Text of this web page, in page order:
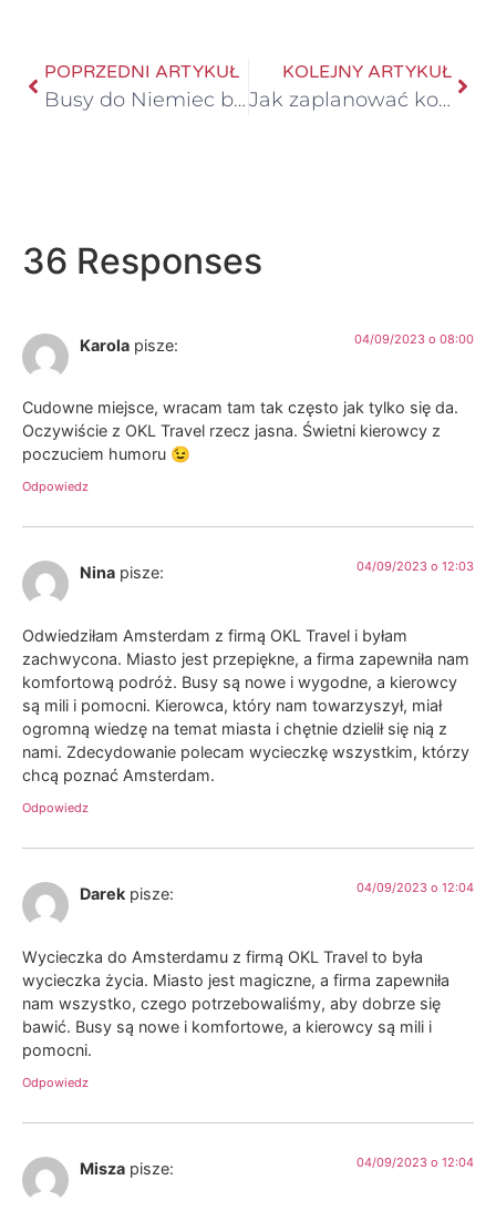
POPRZEDNI ARTYKUŁ
Busy do Niemiec bez przesiadek – pod wybrany adres
KOLEJNY ARTYKUŁ
Jak zaplanować komfortową podróż busem do Holandii?
36 Responses
Karola pisze: 04/09/2023 o 08:00
Cudowne miejsce, wracam tam tak często jak tylko się da.
Oczywiście z OKL Travel rzecz jasna. Świetni kierowcy z
poczuciem humoru 😉
Odpowiedz
Nina pisze: 04/09/2023 o 12:03
Odwiedziłam Amsterdam z firmą OKL Travel i byłam
zachwycona. Miasto jest przepiękne, a firma zapewniła nam
komfortową podróż. Busy są nowe i wygodne, a kierowcy
są mili i pomocni. Kierowca, który nam towarzyszył, miał
ogromną wiedzę na temat miasta i chętnie dzielił się nią z
nami. Zdecydowanie polecam wycieczkę wszystkim, którzy
chcą poznać Amsterdam.
Odpowiedz
Darek pisze: 04/09/2023 o 12:04
Wycieczka do Amsterdamu z firmą OKL Travel to była
wycieczka życia. Miasto jest magiczne, a firma zapewniła
nam wszystko, czego potrzebowaliśmy, aby dobrze się
bawić. Busy są nowe i komfortowe, a kierowcy są mili i
pomocni.
Odpowiedz
Misza pisze: 04/09/2023 o 12:04